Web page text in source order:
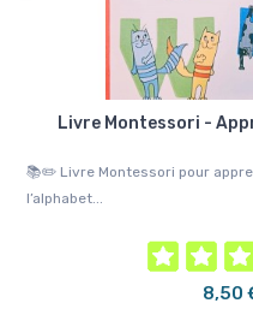
Livre Montessori -
📚✏️ Livre Montessori pour
l’alphabet...
8,50